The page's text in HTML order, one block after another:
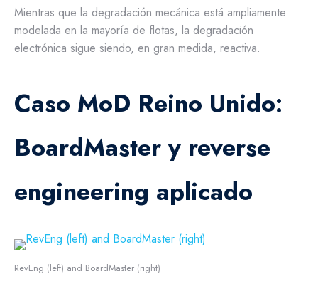
Mientras que la degradación mecánica está ampliamente
modelada en la mayoría de flotas, la degradación
electrónica sigue siendo, en gran medida, reactiva.
Caso MoD Reino Unido:
BoardMaster y reverse
engineering aplicado
RevEng (left) and BoardMaster (right)